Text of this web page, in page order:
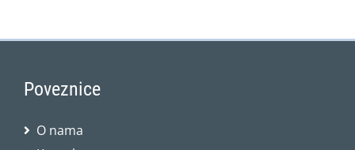
Poveznice
O nama